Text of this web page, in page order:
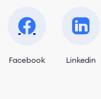
Facebook Linkedin